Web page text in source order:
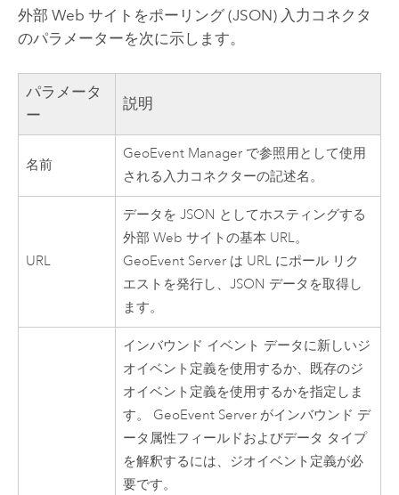
外部 Web サイトをポーリング (JSON) 入力コネクタ
のパラメーターを次に示します。
パラメータ
ー
説明
名前
GeoEvent Manager で参照用として使用
される入力コネクターの記述名。
URL
データを JSON としてホスティングする
外部 Web サイトの基本 URL。
GeoEvent Server は URL にポール リク
エストを発行し、JSON データを取得し
ます。
インバウンド イベント データに新しいジ
オイベント定義を使用するか、既存のジ
オイベント定義を使用するかを指定しま
す。 GeoEvent Server がインバウンド デ
ータ属性フィールドおよびデータ タイプ
を解釈するには、ジオイベント定義が必
要です。